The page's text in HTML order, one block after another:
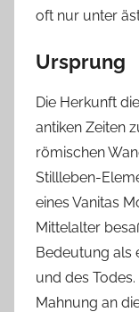
oft nur unter
Ursprung
Die Herkunft
antiken Zeiten
römischen
Stillleben-
eines Vanitas
Mittelalter
Bedeutung als
und des
Mahnung an